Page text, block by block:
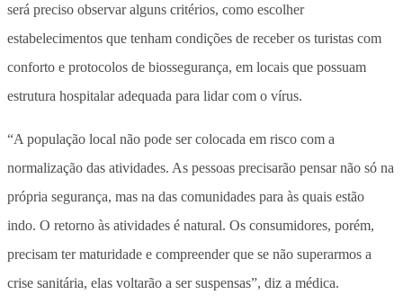
será preciso observar alguns critérios, como escolher
estabelecimentos que tenham condições de receber os turistas com
conforto e protocolos de biossegurança, em locais que possuam
estrutura hospitalar adequada para lidar com o vírus.
“A população local não pode ser colocada em risco com a
normalização das atividades. As pessoas precisarão pensar não só na
própria segurança, mas na das comunidades para às quais estão
indo. O retorno às atividades é natural. Os consumidores, porém,
precisam ter maturidade e compreender que se não superarmos a
crise sanitária, elas voltarão a ser suspensas”, diz a médica.